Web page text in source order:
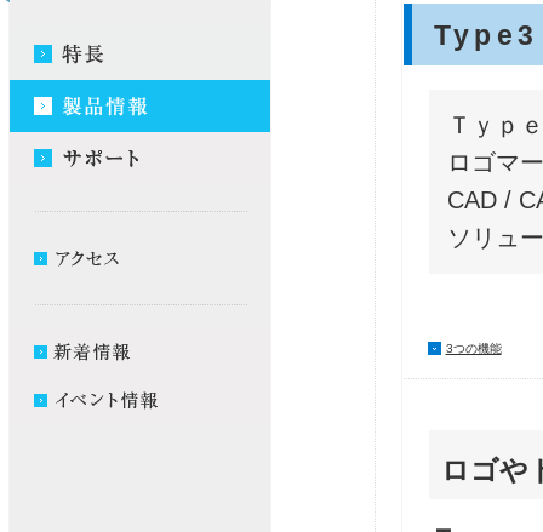
Ｔｙｐ
ロゴマ
CAD /
ソリュ
3つの機能
ロゴや